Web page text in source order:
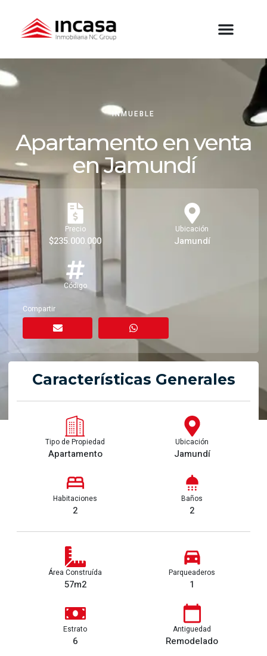
INMUEBLE
Apartamento en venta
en Jamundí
Precio
$235.000.000
Ubicación
Jamundí
Código
Compartir
Características Generales
Tipo de Propiedad
Apartamento
Ubicación
Jamundí
Habitaciones
2
Baños
2
Área Construída
57m2
Parqueaderos
1
Estrato
6
Antiguedad
Remodelado